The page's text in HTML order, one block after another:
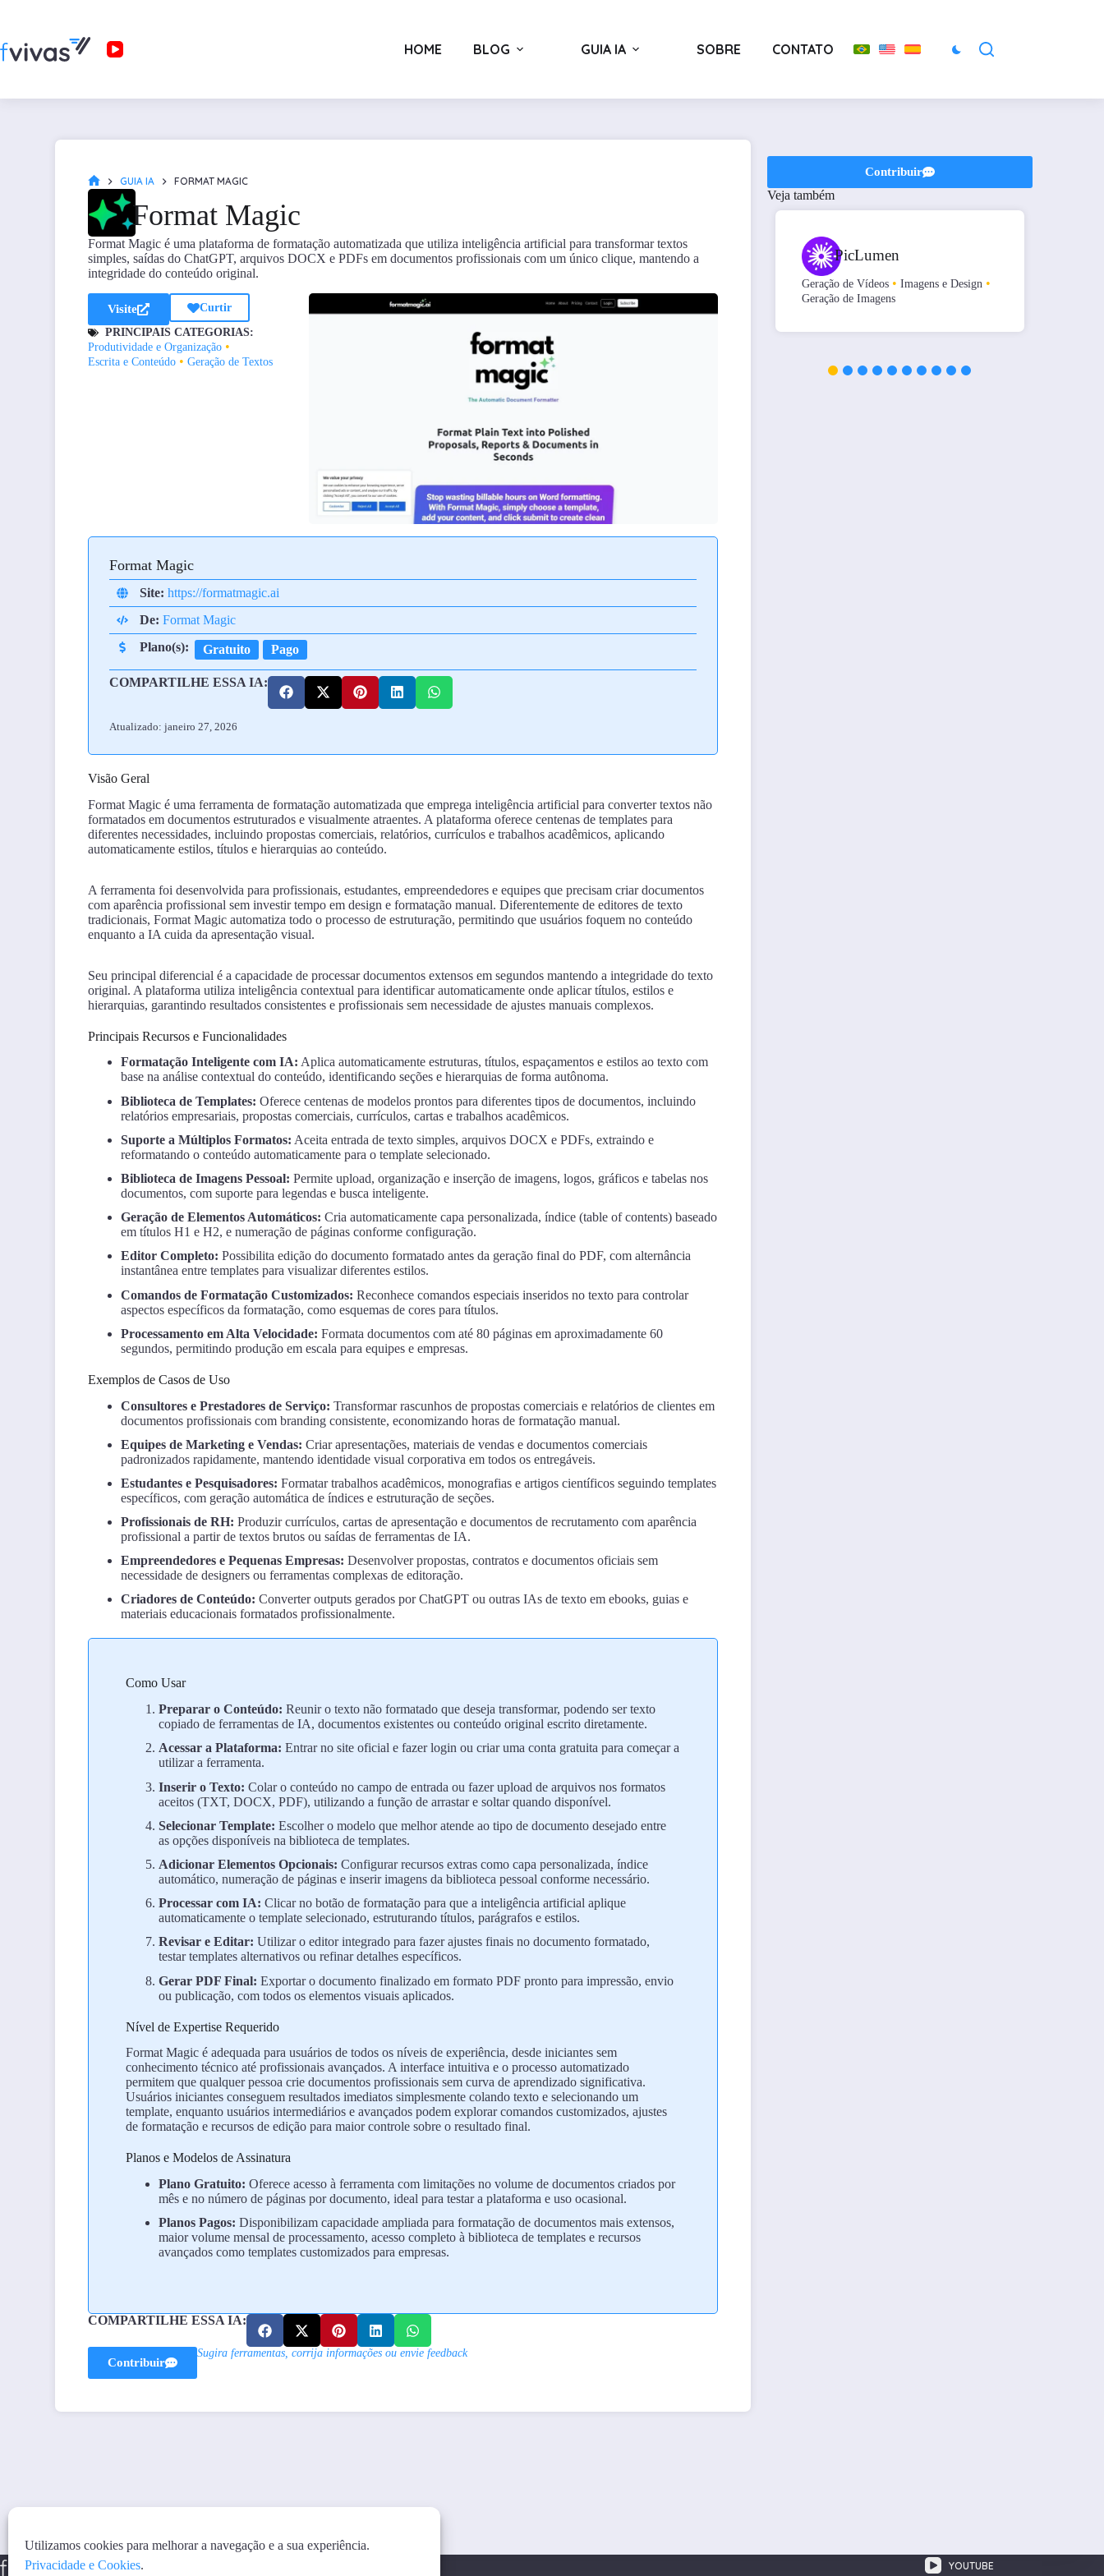
Utilizamos cookies para melhorar a navegação e a sua experiência.
Privacidade e Cookies.
HOME BLOG GUIA IA SOBRE CONTATO
GUIA IA FORMAT MAGIC
Format Magic
Format Magic é uma plataforma de formatação automatizada que utiliza inteligência artificial para transformar textos
simples, saídas do ChatGPT, arquivos DOCX e PDFs em documentos profissionais com um único clique, mantendo a
integridade do conteúdo original.
Visite
Curtir
PRINCIPAIS CATEGORIAS:
Produtividade e Organização •
Escrita e Conteúdo •Geração de Textos
Format Magic
Site: https://formatmagic.ai
De: Format Magic
Plano(s):
Gratuito Pago
COMPARTILHE ESSA IA:
Atualizado: janeiro 27, 2026
Visão Geral
Format Magic é uma ferramenta de formatação automatizada que emprega inteligência artificial para converter textos não
formatados em documentos estruturados e visualmente atraentes. A plataforma oferece centenas de templates para
diferentes necessidades, incluindo propostas comerciais, relatórios, currículos e trabalhos acadêmicos, aplicando
automaticamente estilos, títulos e hierarquias ao conteúdo.
A ferramenta foi desenvolvida para profissionais, estudantes, empreendedores e equipes que precisam criar documentos
com aparência profissional sem investir tempo em design e formatação manual. Diferentemente de editores de texto
tradicionais, Format Magic automatiza todo o processo de estruturação, permitindo que usuários foquem no conteúdo
enquanto a IA cuida da apresentação visual.
Seu principal diferencial é a capacidade de processar documentos extensos em segundos mantendo a integridade do texto
original. A plataforma utiliza inteligência contextual para identificar automaticamente onde aplicar títulos, estilos e
hierarquias, garantindo resultados consistentes e profissionais sem necessidade de ajustes manuais complexos.
Principais Recursos e Funcionalidades
Formatação Inteligente com IA: Aplica automaticamente estruturas, títulos, espaçamentos e estilos ao texto com
base na análise contextual do conteúdo, identificando seções e hierarquias de forma autônoma.
Biblioteca de Templates: Oferece centenas de modelos prontos para diferentes tipos de documentos, incluindo
relatórios empresariais, propostas comerciais, currículos, cartas e trabalhos acadêmicos.
Suporte a Múltiplos Formatos: Aceita entrada de texto simples, arquivos DOCX e PDFs, extraindo e
reformatando o conteúdo automaticamente para o template selecionado.
Biblioteca de Imagens Pessoal: Permite upload, organização e inserção de imagens, logos, gráficos e tabelas nos
documentos, com suporte para legendas e busca inteligente.
Geração de Elementos Automáticos: Cria automaticamente capa personalizada, índice (table of contents) baseado
em títulos H1 e H2, e numeração de páginas conforme configuração.
Editor Completo: Possibilita edição do documento formatado antes da geração final do PDF, com alternância
instantânea entre templates para visualizar diferentes estilos.
Comandos de Formatação Customizados: Reconhece comandos especiais inseridos no texto para controlar
aspectos específicos da formatação, como esquemas de cores para títulos.
Processamento em Alta Velocidade: Formata documentos com até 80 páginas em aproximadamente 60
segundos, permitindo produção em escala para equipes e empresas.
Exemplos de Casos de Uso
Consultores e Prestadores de Serviço: Transformar rascunhos de propostas comerciais e relatórios de clientes em
documentos profissionais com branding consistente, economizando horas de formatação manual.
Equipes de Marketing e Vendas: Criar apresentações, materiais de vendas e documentos comerciais
padronizados rapidamente, mantendo identidade visual corporativa em todos os entregáveis.
Estudantes e Pesquisadores: Formatar trabalhos acadêmicos, monografias e artigos científicos seguindo templates
específicos, com geração automática de índices e estruturação de seções.
Profissionais de RH: Produzir currículos, cartas de apresentação e documentos de recrutamento com aparência
profissional a partir de textos brutos ou saídas de ferramentas de IA.
Empreendedores e Pequenas Empresas: Desenvolver propostas, contratos e documentos oficiais sem
necessidade de designers ou ferramentas complexas de editoração.
Criadores de Conteúdo: Converter outputs gerados por ChatGPT ou outras IAs de texto em ebooks, guias e
materiais educacionais formatados profissionalmente.
Como Usar
Preparar o Conteúdo: Reunir o texto não formatado que deseja transformar, podendo ser texto
copiado de ferramentas de IA, documentos existentes ou conteúdo original escrito diretamente.
Acessar a Plataforma: Entrar no site oficial e fazer login ou criar uma conta gratuita para começar a
utilizar a ferramenta.
Inserir o Texto: Colar o conteúdo no campo de entrada ou fazer upload de arquivos nos formatos
aceitos (TXT, DOCX, PDF), utilizando a função de arrastar e soltar quando disponível.
Selecionar Template: Escolher o modelo que melhor atende ao tipo de documento desejado entre
as opções disponíveis na biblioteca de templates.
Adicionar Elementos Opcionais: Configurar recursos extras como capa personalizada, índice
automático, numeração de páginas e inserir imagens da biblioteca pessoal conforme necessário.
Processar com IA: Clicar no botão de formatação para que a inteligência artificial aplique
automaticamente o template selecionado, estruturando títulos, parágrafos e estilos.
Revisar e Editar: Utilizar o editor integrado para fazer ajustes finais no documento formatado,
testar templates alternativos ou refinar detalhes específicos.
Gerar PDF Final: Exportar o documento finalizado em formato PDF pronto para impressão, envio
ou publicação, com todos os elementos visuais aplicados.
Nível de Expertise Requerido
Format Magic é adequada para usuários de todos os níveis de experiência, desde iniciantes sem
conhecimento técnico até profissionais avançados. A interface intuitiva e o processo automatizado
permitem que qualquer pessoa crie documentos profissionais sem curva de aprendizado significativa.
Usuários iniciantes conseguem resultados imediatos simplesmente colando texto e selecionando um
template, enquanto usuários intermediários e avançados podem explorar comandos customizados, ajustes
de formatação e recursos de edição para maior controle sobre o resultado final.
Planos e Modelos de Assinatura
Plano Gratuito: Oferece acesso à ferramenta com limitações no volume de documentos criados por
mês e no número de páginas por documento, ideal para testar a plataforma e uso ocasional.
Planos Pagos: Disponibilizam capacidade ampliada para formatação de documentos mais extensos,
maior volume mensal de processamento, acesso completo à biblioteca de templates e recursos
avançados como templates customizados para empresas.
COMPARTILHE ESSA IA:
Contribuir
Sugira ferramentas, corrija informações ou envie feedback
Contribuir
Veja também
Mind Map Wizard
Pesquisa Avançada•
Produtividade e Organização
PicLumen
Geração de Vídeos• Imagens e Design •
Geração de Imagens
YOUTUBE